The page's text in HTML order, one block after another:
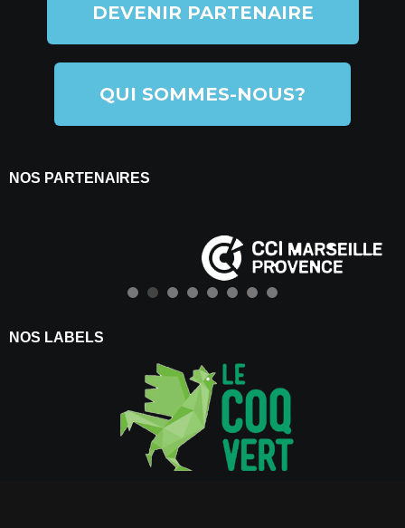
DEVENIR PARTENAIRE
QUI SOMMES-NOUS?
NOS PARTENAIRES
NOS LABELS